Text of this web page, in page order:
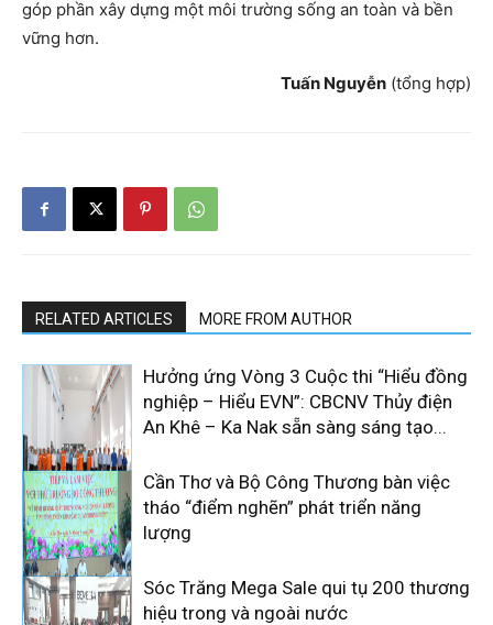
góp phần xây dựng một môi trường sống an toàn và bền
vững hơn.
Tuấn Nguyễn (tổng hợp)
RELATED ARTICLES MORE FROM AUTHOR
Hưởng ứng Vòng 3 Cuộc thi “Hiểu đồng
nghiệp – Hiểu EVN”: CBCNV Thủy điện
An Khê – Ka Nak sẵn sàng sáng tạo...
Cần Thơ và Bộ Công Thương bàn việc
tháo “điểm nghẽn” phát triển năng
lượng
Sóc Trăng Mega Sale qui tụ 200 thương
hiệu trong và ngoài nước